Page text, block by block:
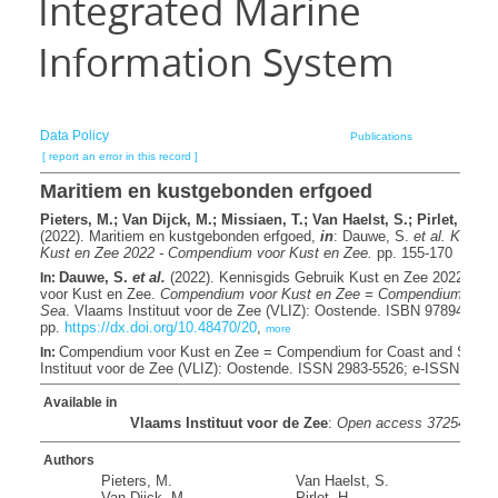
Integrated Marine
Information System
Data Policy
Publications
[ report an error in this record ]
Maritiem en kustgebonden erfgoed
Pieters, M.; Van Dijck, M.; Missiaen, T.; Van Haelst, S.; Pirlet, H.;
(2022). Maritiem en kustgebonden erfgoed, in: Dauwe, S. et al.
Kust en Zee 2022 - Compendium voor Kust en Zee. pp. 155-170
In: Dauwe, S. et al. (2022). Kennisgids Gebruik Kust en Zee 2022 -
voor Kust en Zee. Compendium voor Kust en Zee = Compendium for
Sea. Vlaams Instituut voor de Zee (VLIZ): Oostende. ISBN
pp. https://dx.doi.org/10.48470/20, more
In: Compendium voor Kust en Zee = Compendium for Coast and Sea.
Instituut voor de Zee (VLIZ): Oostende. ISSN 2983-5526; e-ISSN
Available in
Vlaams Instituut voor de Zee: Open access 372544
Authors
Pieters, M.
Van Haelst, S.